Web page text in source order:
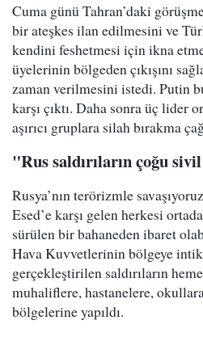
Cuma günü Tahran’daki
bir ateşkes ilan edilmesini ve
kendini feshetmesi için ikna
üyelerinin bölgeden çıkışını
zaman verilmesini istedi. Putin
karşı çıktı. Daha sonra üç lider
aşırıcı gruplara silah bırakma
"Rus saldırıların çoğu
Rusya’nın terörizmle
Esed’e karşı gelen herkesi
sürülen bir bahaneden ibaret
Hava Kuvvetlerinin bölgeye
gerçekleştirilen saldırıların
muhaliflere, hastanelere,
bölgelerine yapıldı.